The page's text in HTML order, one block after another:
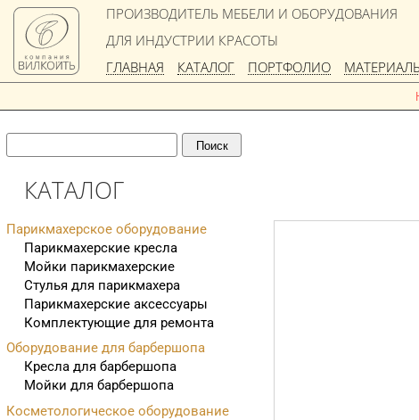
ПРОИЗВОДИТЕЛЬ МЕБЕЛИ И ОБОРУДОВАНИЯ
ДЛЯ ИНДУСТРИИ КРАСОТЫ
ГЛАВНАЯ
КАТАЛОГ ПОРТФОЛИО
КАТАЛОГ
Парикмахерское оборудование
Парикмахерские кресла
Мойки парикмахерские
Стулья для парикмахера
Парикмахерские аксессуары
Комплектующие для ремонта
Оборудование для барбершопа
Кресла для барбершопа
Мойки для барбершопа
Косметологическое оборудование